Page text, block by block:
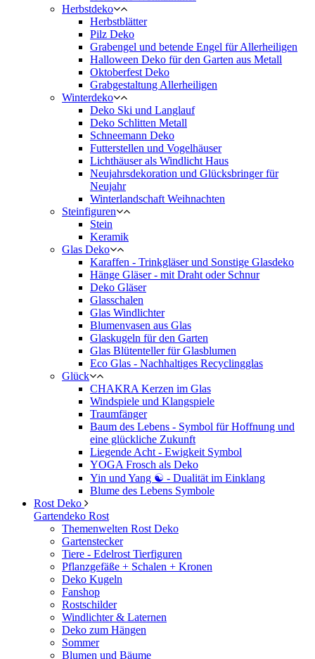
Herbstdeko
Herbstblätter
Pilz Deko
Grabengel und betende Engel für Allerheiligen
Halloween Deko für den Garten aus Metall
Oktoberfest Deko
Grabgestaltung Allerheiligen
Winterdeko
Deko Ski und Langlauf
Deko Schlitten Metall
Schneemann Deko
Futterstellen und Vogelhäuser
Lichthäuser als Windlicht Haus
Neujahrsdekoration und Glücksbringer für
Neujahr
Winterlandschaft Weihnachten
Steinfiguren
Stein
Keramik
Glas Deko
Karaffen - Trinkgläser und Sonstige Glasdeko
Hänge Gläser - mit Draht oder Schnur
Deko Gläser
Glasschalen
Glas Windlichter
Blumenvasen aus Glas
Glaskugeln für den Garten
Glas Blütenteller für Glasblumen
Eco Glas - Nachhaltiges Recyclingglas
Glück
CHAKRA Kerzen im Glas
Windspiele und Klangspiele
Traumfänger
Baum des Lebens - Symbol für Hoffnung und
eine glückliche Zukunft
Liegende Acht - Ewigkeit Symbol
YOGA Frosch als Deko
Yin und Yang ☯ - Dualität im Einklang
Blume des Lebens Symbole
Rost Deko
Gartendeko Rost
Themenwelten Rost Deko
Gartenstecker
Tiere - Edelrost Tierfiguren
Pflanzgefäße + Schalen + Kronen
Deko Kugeln
Fanshop
Rostschilder
Windlichter & Laternen
Deko zum Hängen
Sommer
Blumen und Bäume